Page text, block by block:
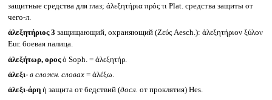
защитные средства для глаз; ἀλεξητήρια πρός τι Plat. средства защиты от
чего-л.
ἀλεξητήριος 3 защищающий, охраняющий (Ζεύς Aesch.): ἀλεξητήριον ξύλον
Eur. боевая палица.
ἀλεξήτωρ, οροςὁ Soph. = ἀλεξητήρ.
ἀλεξι- в сложн. словах= ἀλέξω.
ἀλεξι-άρη ἡ защита от бедствий (досл. от проклятия) Hes.